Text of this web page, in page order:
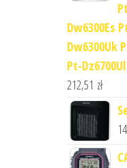
Dw6300Es
Dw6300Uk
Pt-
212,51 zł